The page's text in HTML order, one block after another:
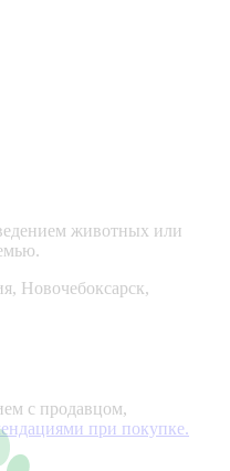
животных или
Новочебоксарск,
с продавцом,
при покупке.